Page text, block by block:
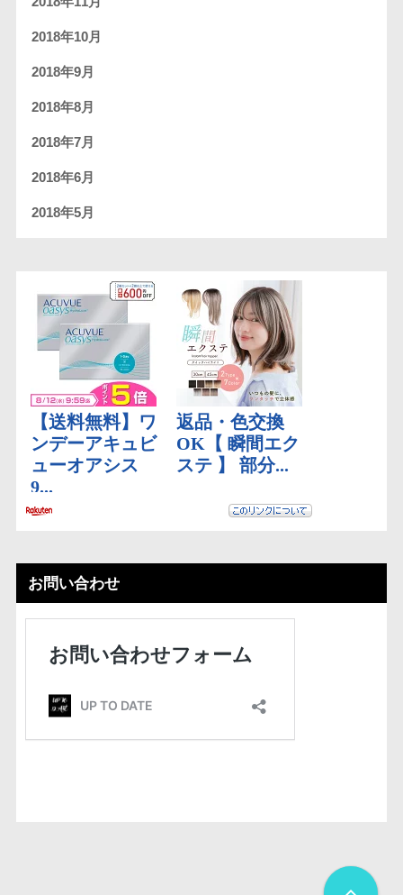
2018年10月
2018年9月
2018年8月
2018年7月
2018年6月
2018年5月
お問い合わせ